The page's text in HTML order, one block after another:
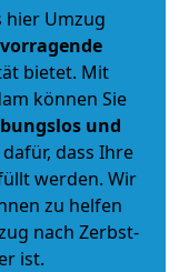
hier Umzug
bietet. Mit
können Sie
und
dass Ihre
werden. Wir
zu helfen
nach Zerbst-
ist.